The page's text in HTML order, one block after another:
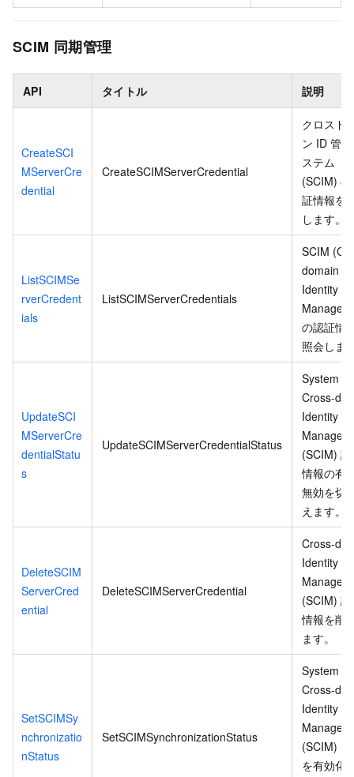
SCIM 同期管理
API タイトル 説明
CreateSCI
MServerCre
dential
CreateSCIMServerCredential
クロスド
ン ID 管
ステム
(SCIM)
証情報を
します。
ListSCIMSe
rverCredent
ials
ListSCIMServerCredentials
SCIM
domain
Identity
の認証情
照会しま
UpdateSCI
MServerCre
dentialStatu
s
UpdateSCIMServerCredentialStatus
System
Cross-
Identity
(SCIM)
情報の有
無効を切
えます。
DeleteSCIM
ServerCred
ential
DeleteSCIMServerCredential
Cross-
Identity
(SCIM)
情報を削
ます。
SetSCIMSy
nchronizatio
nStatus
SetSCIMSynchronizationStatus
System
Cross-
Identity
(SCIM)
を有効化